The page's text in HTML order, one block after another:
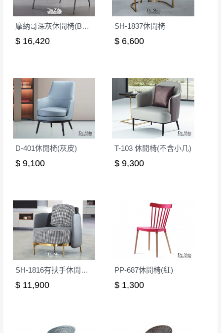
摩納哥深灰休閒椅(BC08)
$ 16,420
SH-1837休閒椅
$ 6,600
D-401休閒椅(灰皮)
$ 9,100
T-103 休閒椅(不含小几)
$ 9,300
SH-1816有扶手休閒椅(後灰色)
$ 11,900
PP-687休閒椅(紅)
$ 1,300